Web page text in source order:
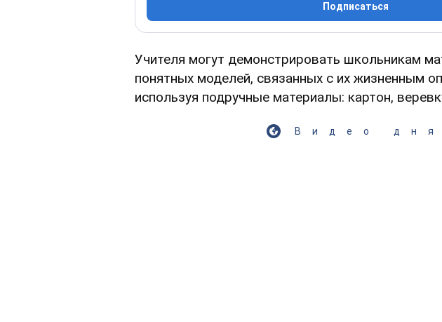
Подписаться
Учителя могут демонстрировать школьникам
понятных моделей, связанных с их жизненным
используя подручные материалы: картон,
Видео дня